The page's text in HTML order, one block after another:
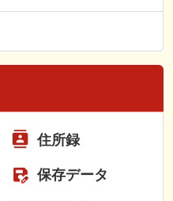
住所録
保存データ